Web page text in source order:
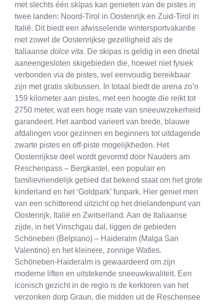
met slechts één skipas kan genieten van de pistes in
twee landen: Noord-Tirol in Oostenrijk en Zuid-Tirol in
Italië. Dit biedt een afwisselende wintersportvakantie
met zowel de Oostenrijkse gezelligheid als de
Italiaanse dolce vita. De skipas is geldig in een drietal
aaneengesloten skigebieden die, hoewel niet fysiek
verbonden via de pistes, wel eenvoudig bereikbaar
zijn met gratis skibussen. In totaal biedt de arena zo’n
159 kilometer aan pistes, met een hoogte die reikt tot
2750 meter, wat een hoge mate van sneeuwzekerheid
garandeert. Het aanbod varieert van brede, blauwe
afdalingen voor gezinnen en beginners tot uitdagende
zwarte pistes en off-piste mogelijkheden. Het
Oostenrijkse deel wordt gevormd door Nauders am
Reschenpass – Bergkastel, een populair en
familievriendelijk gebied dat bekend staat om het grote
kinderland en het ‘Goldpark’ funpark. Hier geniet men
van een schitterend uitzicht op het drielandenpunt van
Oostenrijk, Italië en Zwitserland. Aan de Italiaanse
zijde, in het Vinschgau dal, liggen de gebieden
Schöneben (Belpiano) – Haideralm (Malga San
Valentino) en het kleinere, zonnige Watles.
Schöneben-Haideralm is gewaardeerd om zijn
moderne liften en uitstekende sneeuwkwaliteit. Een
iconisch gezicht in de regio is de kerktoren van het
verzonken dorp Graun, die midden uit de Reschensee